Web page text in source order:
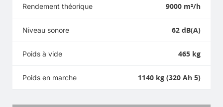
Rendement théorique 9000 m²/h
Niveau sonore 62 dB(A)
Poids à vide 465 kg
Poids en marche 1140 kg (320 Ah 5)